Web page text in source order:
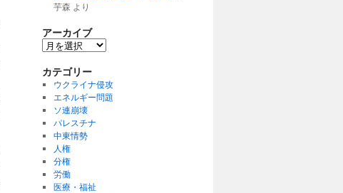
芋森 より
アーカイブ
ア
カ
イ
ブ
カテゴリー
ウクライナ侵攻
エネルギー問題
ソ連崩壊
パレスチナ
中東情勢
人権
分権
労働
医療・福祉